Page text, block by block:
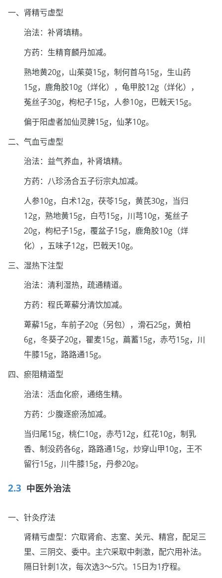
一、肾精亏虚型
治法：补肾填精。
方药：生精育麟丹加减。
熟地黄20g，山茱萸15g，制何首乌15g，生山药
15g，鹿角胶10g（烊化），龟甲胶12g（烊化），
菟丝子30g，枸杞子15g，人参10g，巴戟天15g。
偏于阳虚者加仙灵脾15g，仙茅10g。
二、气血亏虚型
治法：益气养血，补肾填精。
方药：八珍汤合五子衍宗丸加减。
人参10g，白术12g，茯苓15g，黄芪30g，当归
12g，熟地黄15g，白芍15g，川芎10g，菟丝子
20g，枸杞子15g，覆盆子15g，鹿角胶10g（烊
化），五味子12g，巴戟天10g。
三、湿热下注型
治法：清利湿热，疏通精道。
方药：程氏萆薢分清饮加减。
萆薢15g，车前子20g（另包），滑石25g，黄柏
6g，冬葵子20g，瞿麦15g，萹蓄15g，赤芍15g，川
牛膝15g，路路通15g。
四、瘀阻精道型
治法：活血化瘀，通络生精。
方药：少腹逐瘀汤加减。
当归尾15g，桃仁10g，赤芍12g，红花10g，制乳
香、制没药各6g，路路通15g，炒穿山甲10g，王不
留行15g，川牛膝15g，丹参20g。
中医外治法
一、针灸疗法
肾精亏虚型：穴取肾俞、志室、关元、精宫，配足三
里、三阴交、委中。主穴采取中刺激，配穴用补法。
隔日针刺1次，每次选3～5穴。15日为1疗程。